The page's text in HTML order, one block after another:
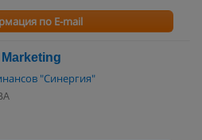
по E-mail
"Синергия"